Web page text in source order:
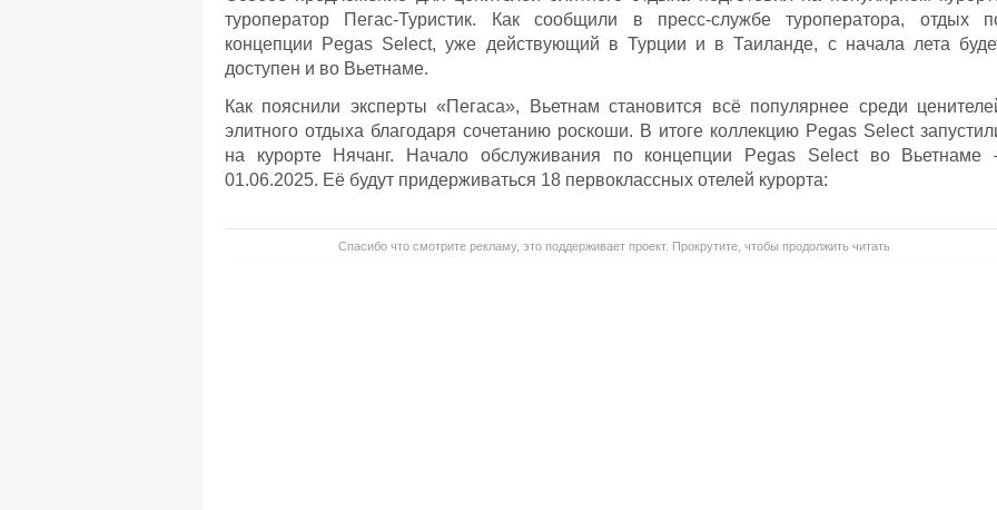
туроператор Пегас-Туристик. Как сообщили в пресс-службе туроператора, отдых
концепции Pegas Select, уже действующий в Турции и в Таиланде, с начала лета
доступен и во Вьетнаме.
Как пояснили эксперты «Пегаса», Вьетнам становится всё популярнее среди
элитного отдыха благодаря сочетанию роскоши. В итоге коллекцию Pegas Select
на курорте Нячанг. Начало обслуживания по концепции Pegas Select во Вьетнаме
01.06.2025. Её будут придерживаться 18 первоклассных отелей курорта:
Спасибо что смотрите рекламу, это поддерживает проект. Прокрутите, чтобы продолжить читать